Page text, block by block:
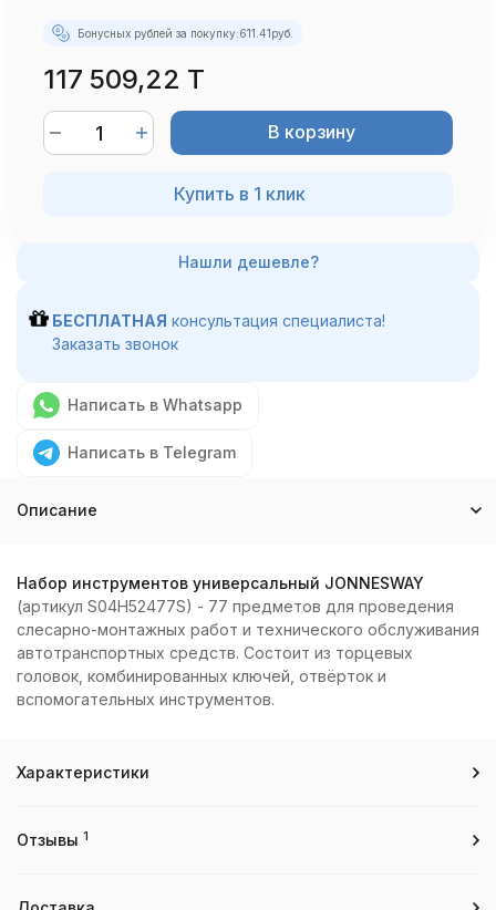
Бонусных рублей за покупку:611.41руб.
117 509,22 T
В корзину
Купить в 1 клик
БЕСПЛАТНАЯ консультация специалиста!
Заказать звонок
Написать в Whatsapp
Написать в Telegram
Описание
Набор инструментов универсальный JONNESWAY
(артикул S04H52477S) - 77 предметов для проведения
слесарно-монтажных работ и технического обслуживания
автотранспортных средств. Состоит из торцевых
головок, комбинированных ключей, отвёрток и
вспомогательных инструментов.
Характеристики
Отзывы 1